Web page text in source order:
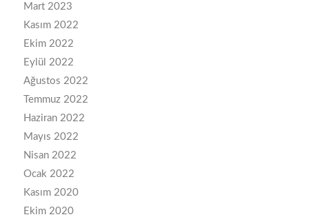
Mart 2023
Kasım 2022
Ekim 2022
Eylül 2022
Ağustos 2022
Temmuz 2022
Haziran 2022
Mayıs 2022
Nisan 2022
Ocak 2022
Kasım 2020
Ekim 2020